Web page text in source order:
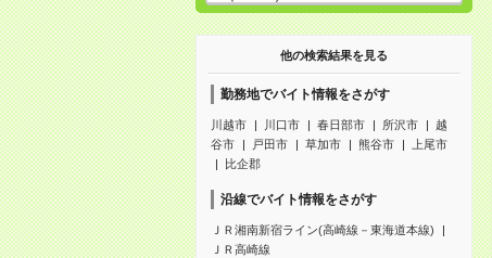
他の検索結果を見る
勤務地でバイト情報をさがす
川越市 川口市 春日部市 所沢市
越
谷市
戸田市 草加市 熊谷市
上尾市
比企郡
沿線でバイト情報をさがす
ＪＲ湘南新宿ライン(高崎線－東海道本線)
ＪＲ高崎線